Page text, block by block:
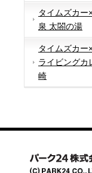
タイムズカー
泉 太閤の湯
タイムズカー
ライビングカ
崎